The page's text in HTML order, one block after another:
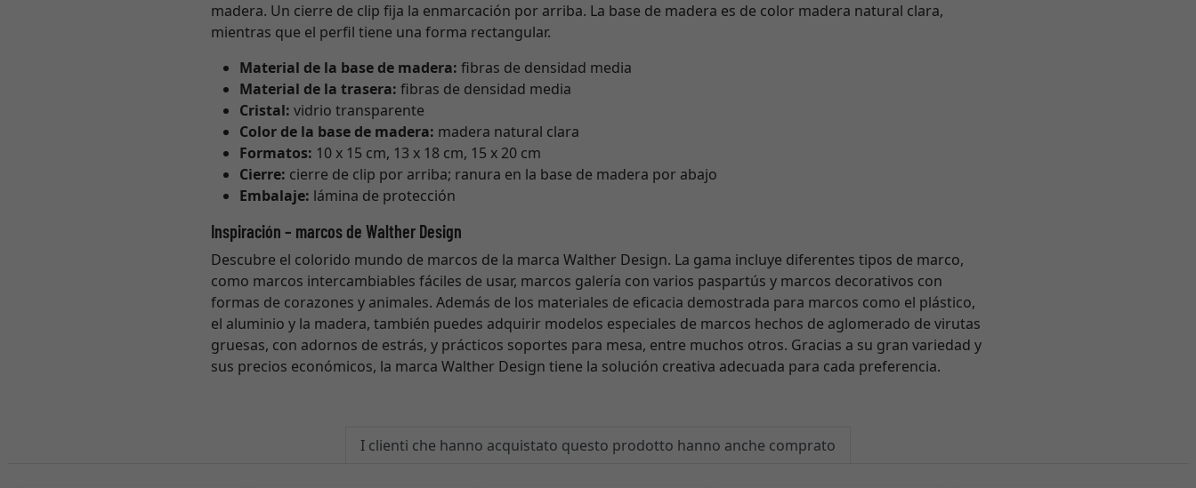
madera. Un cierre de clip fija la enmarcación por arriba. La base de madera es de color madera natural clara,
mientras que el perfil tiene una forma rectangular.
Material de la base de madera: fibras de densidad media
Material de la trasera:fibras de densidad media
Cristal:vidrio transparente
Color de la base de madera: madera natural clara
Formatos: 10 x 15 cm, 13 x 18 cm, 15 x 20 cm
Cierre: cierre de clip por arriba; ranura en la base de madera por abajo
Embalaje: lámina de protección
Inspiración – marcos de Walther Design
Descubre el colorido mundo de marcos de la marca Walther Design. La gama incluye diferentes tipos de marco,
como marcos intercambiables fáciles de usar, marcos galería con varios paspartús y marcos decorativos con
formas de corazones y animales. Además de los materiales de eficacia demostrada para marcos como el plástico,
el aluminio y la madera, también puedes adquirir modelos especiales de marcos hechos de aglomerado de virutas
gruesas, con adornos de estrás, y prácticos soportes para mesa, entre muchos otros. Gracias a su gran variedad y
sus precios económicos, la marca Walther Design tiene la solución creativa adecuada para cada preferencia.
I clienti che hanno acquistato questo prodotto hanno anche comprato